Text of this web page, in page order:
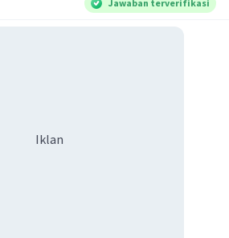
Jawaban terverifikasi
Iklan